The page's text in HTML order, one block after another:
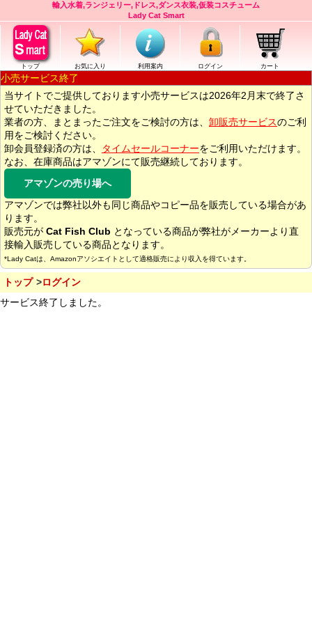
輸入水着,ランジェリー,ドレス,ダンス衣装,仮装コスチューム
Lady Cat Smart
トップ お気に入り 利用案内 ログイン カート
小売サービス終了
当サイトでご提供しております小売サービスは2026年2月末で終了さ
せていただきました。
業者の方、まとまったご注文をご検討の方は、 卸販売サービスのご利
用をご検討ください。
卸会員登録済の方は、
タイムセールコーナーをご利用いただけます。
なお、在庫商品はアマゾンにて販売継続しております。
アマゾンの売り場へ
アマゾンでは弊社以外も同じ商品やコピー品を販売している場合があ
ります。
販売元が Cat Fish Club となっている商品が弊社がメーカーより直
接輸入販売している商品となります。
*Lady Catは、Amazonアソシエイトとして適格販売により収入を得ています。
トップ
ログイン
サービス終了しました。